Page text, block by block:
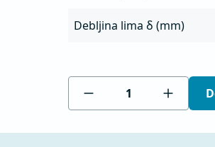
Debljina lima δ (mm)